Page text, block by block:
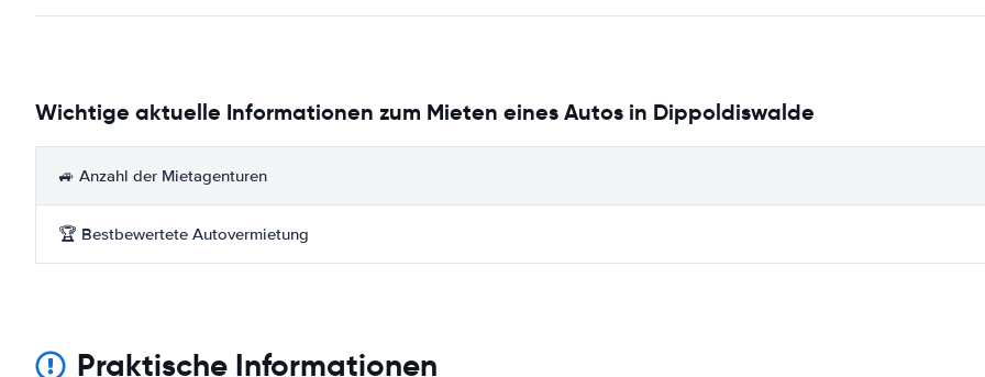
Wichtige aktuelle Informationen zum Mieten eines Autos in Dippoldiswalde
🚙 Anzahl der Mietagenturen
🏆 Bestbewertete Autovermietung
Praktische Informationen